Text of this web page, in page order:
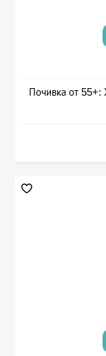
Почивка от 55+: